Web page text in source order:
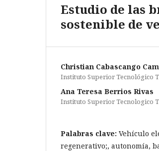
Estudio de las
sostenible de
Christian Cabascango
Instituto Superior Tecnológico
Ana Teresa Berrios Rivas
Instituto Superior Tecnologico
Palabras clave: Vehículo
regenerativo;, autonomía,